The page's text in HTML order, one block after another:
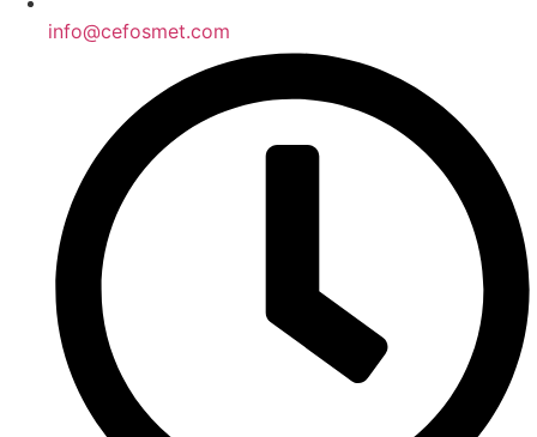
info@cefosmet.com